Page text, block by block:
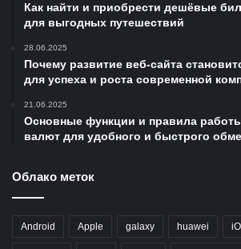
Как найти и приобрести дешёвые
для выгодных путешествий
28.06.2025
Почему развитие веб-сайта
для успеха и роста современной
21.06.2025
Основные функции и правила
валют для удобного и быстрого
Облако меток
Android Apple galaxy huawei